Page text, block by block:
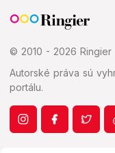
© 2010 - 2026 Ringier
Autorské práva sú
portálu.